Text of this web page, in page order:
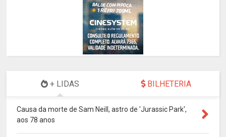
+ LIDAS BILHETERIA
Causa da morte de Sam Neill, astro de 'Jurassic Park',
aos 78 anos